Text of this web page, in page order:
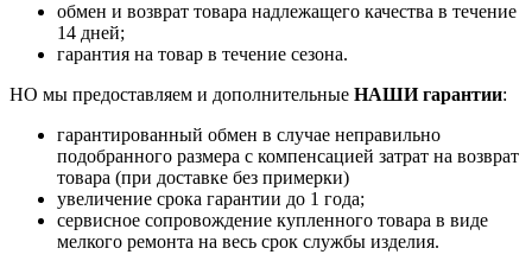
обмен и возврат товара надлежащего качества в течение
14 дней;
гарантия на товар в течение сезона.
НО мы предоставляем и дополнительные НАШИ гарантии:
гарантированный обмен в случае неправильно
подобранного размера с компенсацией затрат на возврат
товара (при доставке без примерки)
увеличение срока гарантии до 1 года;
сервисное сопровождение купленного товара в виде
мелкого ремонта на весь срок службы изделия.